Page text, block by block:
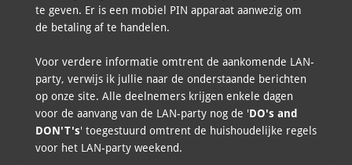
te geven. Er is een mobiel PIN apparaat aanwezig om
de betaling af te handelen.
Voor verdere informatie omtrent de aankomende LAN-
party, verwijs ik jullie naar de onderstaande berichten
op onze site. Alle deelnemers krijgen enkele dagen
voor de aanvang van de LAN-party nog de 'DO's and
DON'T's' toegestuurd omtrent de huishoudelijke regels
voor het LAN-party weekend.